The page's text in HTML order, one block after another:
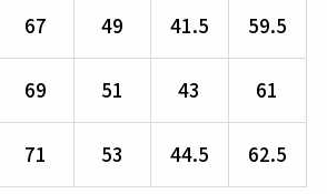
67 49 41.5 59.5
69 51 43 61
71 53 44.5 62.5